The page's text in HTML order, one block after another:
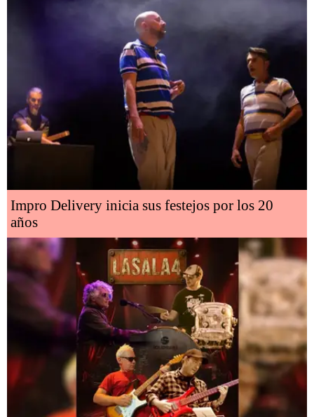
Impro Delivery inicia sus festejos por los 20
años